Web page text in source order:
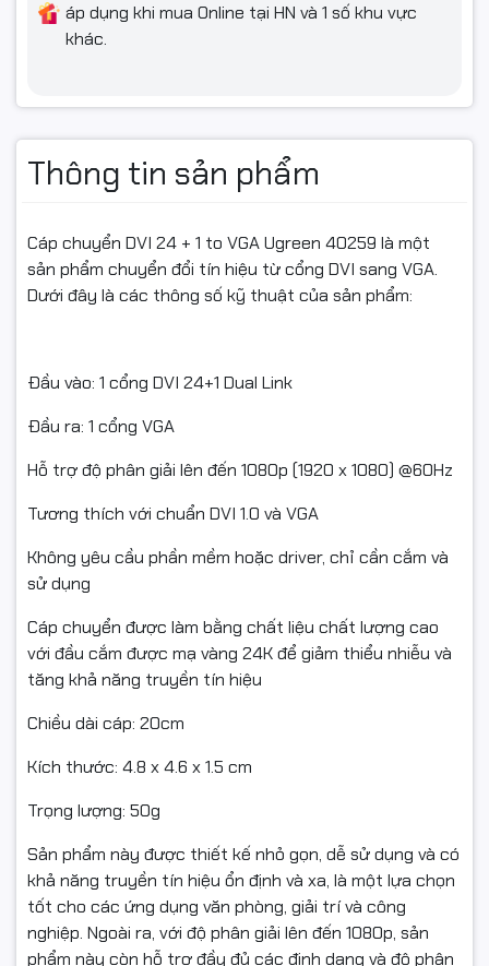
áp dụng khi mua Online tại HN và 1 số khu vực
khác.
Thông tin sản phẩm
Cáp chuyển DVI 24 + 1 to VGA Ugreen 40259 là một
sản phẩm chuyển đổi tín hiệu từ cổng DVI sang VGA.
Dưới đây là các thông số kỹ thuật của sản phẩm:
Đầu vào: 1 cổng DVI 24+1 Dual Link
Đầu ra: 1 cổng VGA
Hỗ trợ độ phân giải lên đến 1080p (1920 x 1080) @60Hz
Tương thích với chuẩn DVI 1.0 và VGA
Không yêu cầu phần mềm hoặc driver, chỉ cần cắm và
sử dụng
Cáp chuyển được làm bằng chất liệu chất lượng cao
với đầu cắm được mạ vàng 24K để giảm thiểu nhiễu và
tăng khả năng truyền tín hiệu
Chiều dài cáp: 20cm
Kích thước: 4.8 x 4.6 x 1.5 cm
Trọng lượng: 50g
Sản phẩm này được thiết kế nhỏ gọn, dễ sử dụng và có
khả năng truyền tín hiệu ổn định và xa, là một lựa chọn
tốt cho các ứng dụng văn phòng, giải trí và công
nghiệp. Ngoài ra, với độ phân giải lên đến 1080p, sản
phẩm này còn hỗ trợ đầy đủ các định dạng và độ phân